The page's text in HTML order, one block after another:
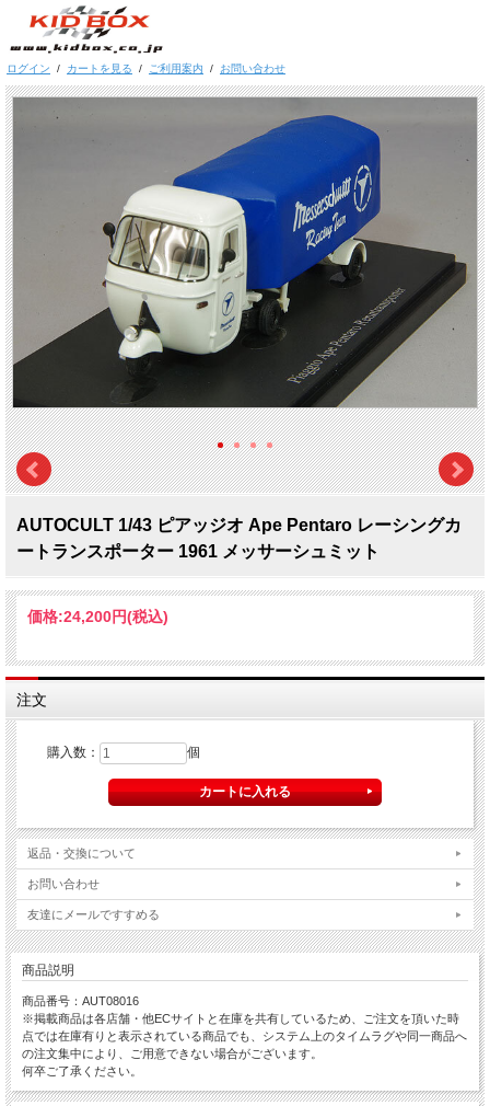
ログイン / カートを見る / ご利用案内 / お問い合わせ
AUTOCULT 1/43 ピアッジオ Ape Pentaro レーシングカ
ートランスポーター 1961 メッサーシュミット
価格:24,200円(税込)
注文
購入数： 個
返品・交換について
お問い合わせ
友達にメールですすめる
商品説明
商品番号：AUT08016
※掲載商品は各店舗・他ECサイトと在庫を共有しているため、ご注文を頂いた時
点では在庫有りと表示されている商品でも、システム上のタイムラグや同一商品へ
の注文集中により、ご用意できない場合がございます。
何卒ご了承ください。